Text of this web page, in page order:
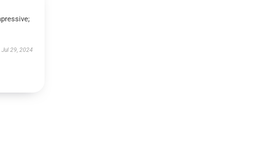
Jul 29, 2024